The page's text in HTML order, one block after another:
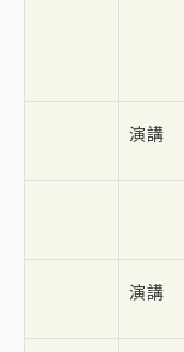
演講
演講